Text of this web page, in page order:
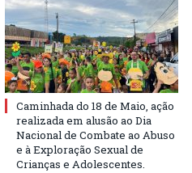
Caminhada do 18 de Maio, ação
realizada em alusão ao Dia
Nacional de Combate ao Abuso
e à Exploração Sexual de
Crianças e Adolescentes.